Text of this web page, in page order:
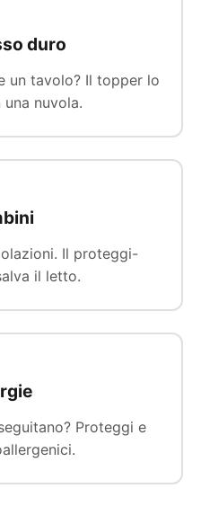
duro
un tavolo? Il topper lo
nuvola.
Il proteggi-
il letto.
Proteggi e